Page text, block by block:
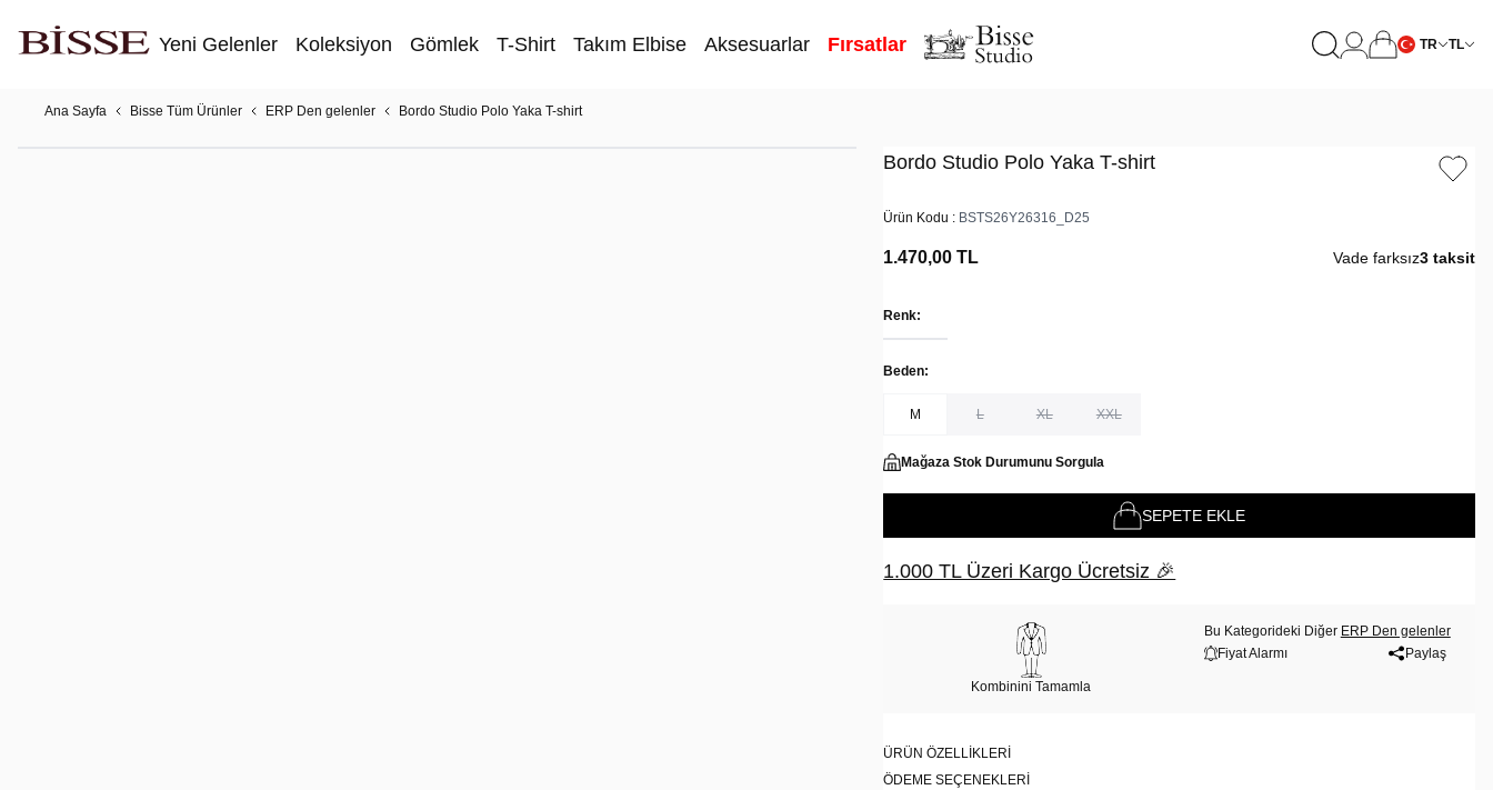
Yeni Gelenler Koleksiyon Gömlek T-Shirt Takım Elbise Aksesuarlar Fırsatlar TR TL
Ana Sayfa Bisse Tüm Ürünler ERP Den gelenler Bordo Studio Polo Yaka T-shirt
Bordo Studio Polo Yaka T-shirt
Ürün Kodu : BSTS26Y26316_D25
1.470,00 TL Vade farksız3 taksit
Renk:
Beden:
M L XL XXL
Mağaza Stok Durumunu Sorgula
SEPETE EKLE
1.000 TL Üzeri Kargo Ücretsiz 🎉
Kombinini Tamamla
Bu Kategorideki Diğer ERP Den gelenler
Fiyat Alarmı
Paylaş
ÜRÜN ÖZELLIKLERI
ÖDEME SEÇENEKLERI